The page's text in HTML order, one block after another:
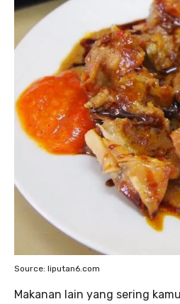
Source: liputan6.com
Makanan lain yang sering